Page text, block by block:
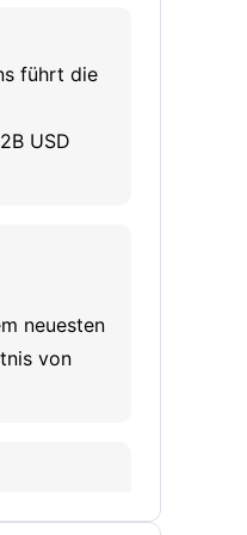
other,
segment
in shared
includes
and
and
FedEx
führt die
USD
neuesten
von